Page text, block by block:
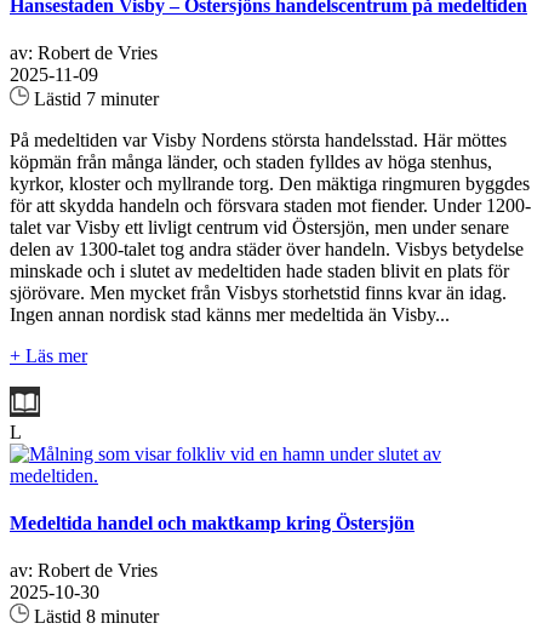
Hansestaden Visby – Östersjöns handelscentrum på medeltiden
av: Robert de Vries
2025-11-09
Lästid 7 minuter
På medeltiden var Visby Nordens största handelsstad. Här möttes
köpmän från många länder, och staden fylldes av höga stenhus,
kyrkor, kloster och myllrande torg. Den mäktiga ringmuren byggdes
för att skydda handeln och försvara staden mot fiender. Under 1200-
talet var Visby ett livligt centrum vid Östersjön, men under senare
delen av 1300-talet tog andra städer över handeln. Visbys betydelse
minskade och i slutet av medeltiden hade staden blivit en plats för
sjörövare. Men mycket från Visbys storhetstid finns kvar än idag.
Ingen annan nordisk stad känns mer medeltida än Visby...
+ Läs mer
L
Medeltida handel och maktkamp kring Östersjön
av: Robert de Vries
2025-10-30
Lästid 8 minuter